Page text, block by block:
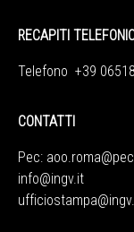
RECAPITI
Telefono +39
CONTATTI
Pec:
info@ingv.it